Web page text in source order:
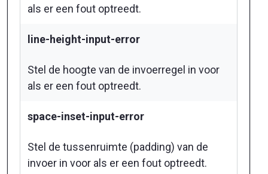
als er een fout optreedt.
line-height-input-error
Stel de hoogte van de invoerregel in voor
als er een fout optreedt.
space-inset-input-error
Stel de tussenruimte (padding) van de
invoer in voor als er een fout optreedt.